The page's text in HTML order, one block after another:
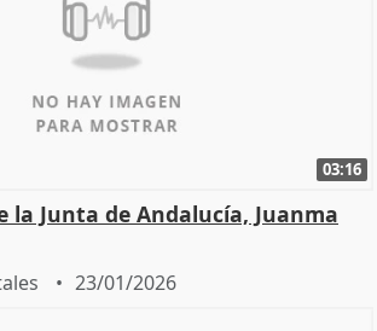
03:16
la Junta de Andalucía, Juanma
23/01/2026